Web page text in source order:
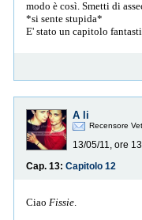
modo è così. Smetti di
*si sente stupida*
E' stato un capitolo
A li
Recensore
13/05/11, ore
Cap. 13: Capitolo 12
Ciao Fissie